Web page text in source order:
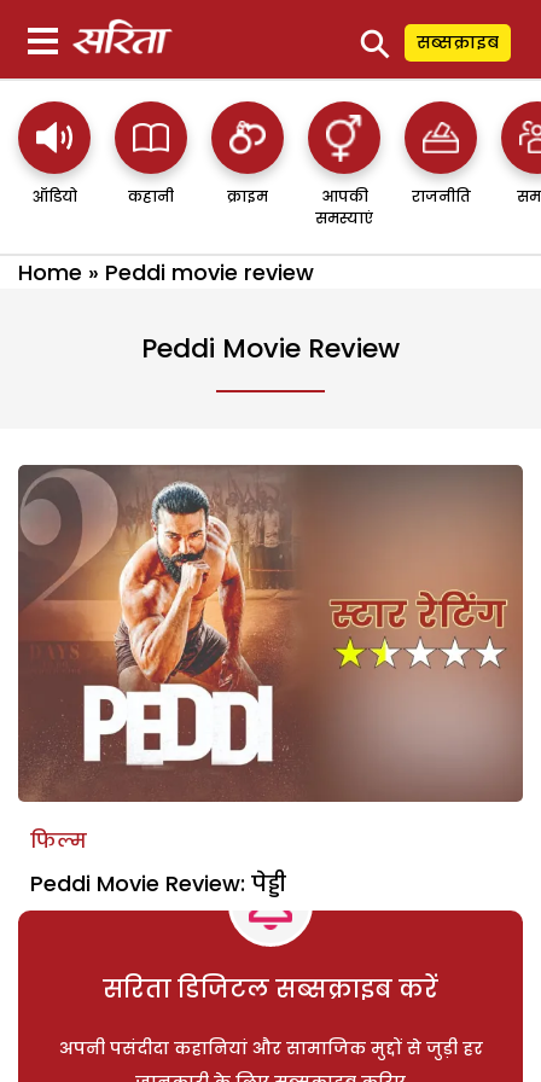
⚲ सब्सक्राइब
ऑडियो कहानी क्राइम
आपकी
समस्याएं
राजनीति
Home » Peddi movie review
Peddi Movie Review
फिल्म
Peddi Movie Review: पेड्डी
सरिता डिजिटल सब्सक्राइब करें
अपनी पसंदीदा कहानियां और सामाजिक मुद्दों से जुड़ी हर